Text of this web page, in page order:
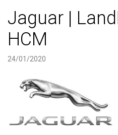
Jaguar |
HCM
24/01/2020